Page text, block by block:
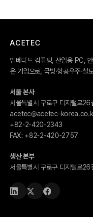
ACETEC
임베디드 컴퓨팅, 산업용 PC,
온 기업으로, 국방·항공우주·철
서울 본사
서울특별시 구로구 디지털로
acetec@acetec-
+82-2-420-2343
FAX: +82-2-420-2757
생산 본부
서울특별시 구로구 디지털로